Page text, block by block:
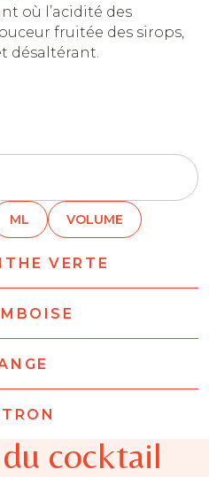
où l’acidité des
fruitée des sirops,
désaltérant.
ML VOLUME
VERTE
cocktail